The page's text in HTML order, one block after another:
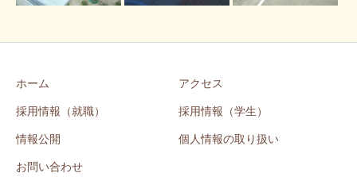
ホーム アクセス
採用情報（就職） 採用情報（学生）
情報公開 個人情報の取り扱い
お問い合わせ